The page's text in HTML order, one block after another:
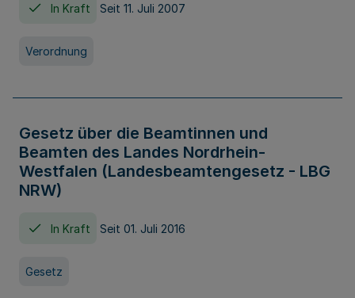
In Kraft Seit 11. Juli 2007
Verordnung
Gesetz über die Beamtinnen und
Beamten des Landes Nordrhein-
Westfalen (Landesbeamtengesetz - LBG
NRW)
In Kraft Seit 01. Juli 2016
Gesetz